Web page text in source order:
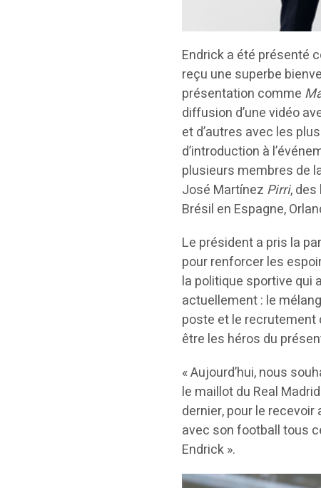
Endrick a été présenté
reçu une superbe
présentation comme
diffusion d’une vidéo
et d’autres avec les
d’introduction à
plusieurs membres de
José Martínez Pirri,
Brésil en Espagne,
Le président a pris la
pour renforcer les
la politique sportive qui
actuellement : le
poste et le
être les héros du
« Aujourd’hui, nous
le maillot du Real
dernier, pour le recevoir
avec son football tous
Endrick ».